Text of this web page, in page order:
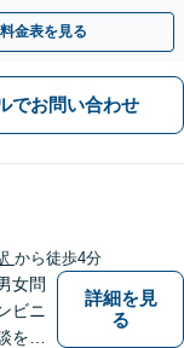
料金表を見る
でお問い合わせ
から徒歩4分
女問
ビニ
を承
詳細を見
る